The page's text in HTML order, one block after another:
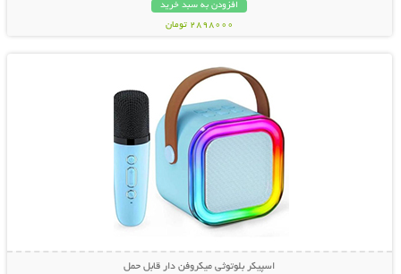
افزودن به سبد خرید
2898000 تومان
اسپیکر بلوتوثی میکروفن دار قابل حمل